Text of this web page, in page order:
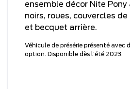
ensemble décor Nite Pony
noirs, roues, couvercles
et becquet arrière.
Véhicule de présérie présenté avec
option. Disponible dès l’été 2023.